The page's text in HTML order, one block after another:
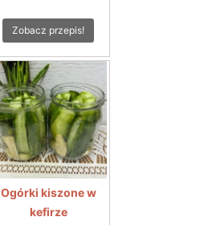
Zobacz przepis!
Ogórki kiszone w
kefirze